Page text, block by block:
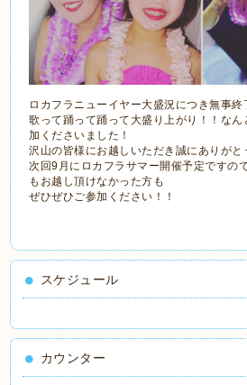
ロカフラニューイヤー大盛況につき無事終
歌って踊って踊って大盛り上がり！！な
加くださいました！
沢山の皆様にお越しいただき誠にありがと
次回9月にロカフラサマー開催予定ですの
もお越し頂けなかった方も
ぜひぜひご参加ください！！
スケジュール
カウンター